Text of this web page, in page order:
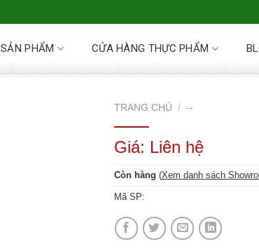
SẢN PHẨM CỬA HÀNG THỰC PHẨM
TRANG CHỦ / --
Giá: Liên hệ
Còn hàng (Xem danh sách
Mã SP: